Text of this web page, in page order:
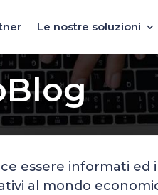
Le nostre soluzioni
essere informati
al mondo